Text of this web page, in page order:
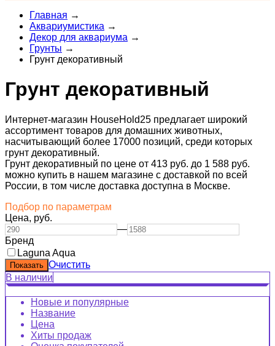
Главная →
Аквариумистика →
Декор для аквариума →
Грунты →
Грунт декоративный
Грунт декоративный
Интернет-магазин HouseHold25 предлагает широкий
ассортимент товаров для домашних животных,
насчитывающий более 17000 позиций, среди которых
грунт декоративный.
Грунт декоративный по цене от 413 руб. до 1 588 руб.
можно купить в нашем магазине с доставкой по всей
России, в том числе доставка доступна в Москве.
Подбор по параметрам
Цена, руб.
—
Бренд
Laguna Aqua
Очистить
В наличии
Новые и популярные
Название
Цена
Хиты продаж